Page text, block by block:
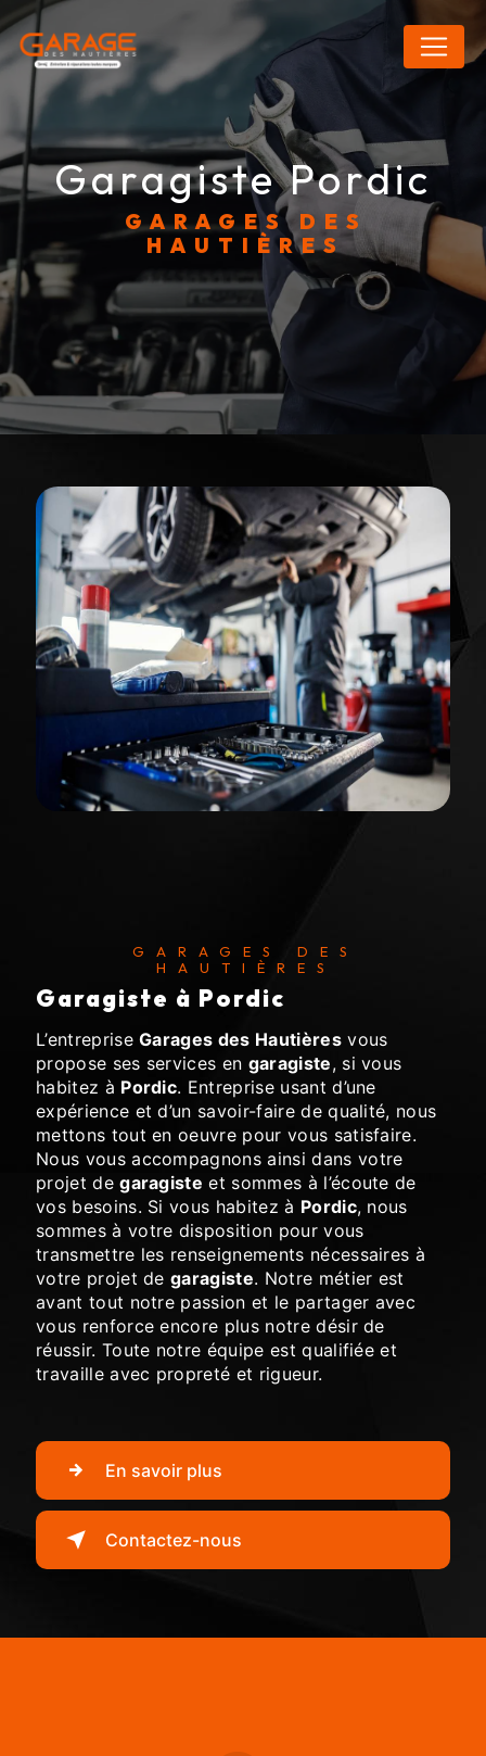
garagiste Pordic
GARAGES DES
HAUTIÈRES
GARAGES DES
HAUTIÈRES
garagiste à Pordic
L’entrepriseGarages des Hautièresvous
propose ses services en garagiste, si vous
habitez à Pordic. Entreprise usant d’une
expérience et d’un savoir-faire de qualité, nous
mettons tout en oeuvre pour vous satisfaire.
Nous vous accompagnons ainsi dans votre
projet degaragiste et sommes à l’écoute de
vos besoins. Si vous habitez à Pordic, nous
sommes à votre disposition pour vous
transmettre les renseignements nécessaires à
votre projet degaragiste. Notre métier est
avant tout notre passion et le partager avec
vous renforce encore plus notre désir de
réussir. Toute notre équipe est qualifiée et
travaille avec propreté et rigueur.
En savoir plus
Contactez-nous
Panneau de gestion des cookies